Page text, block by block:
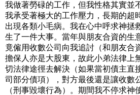
我做著勞碌的工作，但我性格其實並
我承受著極大的工作壓力，長期的超
出現各類小毛病。我在心中呼求神拯
生了一件大事。當年與朋友合資的生
竟僱用收數公司向我追討（和朋友合
擔保人亦是大股東，故此小弟法律上
切法律途徑去解決（如果當初債主直
司部分債項），對方最後還是讓收數
（刑事毀壞行為）。期間我不停求神